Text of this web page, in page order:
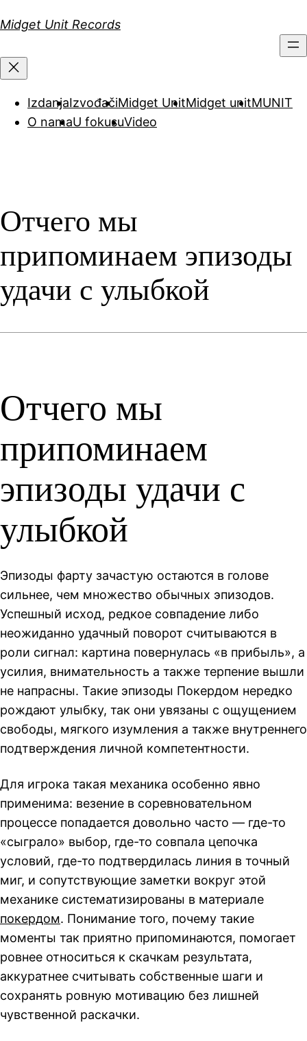
на
Midget Unit Records
IzdanjaIzvođačiMidget UnitMidget unitMUNIT
O namaU fokusuVideo
Отчего мы
припоминаем эпизоды
удачи с улыбкой
Отчего мы
припоминаем
эпизоды удачи с
улыбкой
Эпизоды фарту зачастую остаются в голове
сильнее, чем множество обычных эпизодов.
Успешный исход, редкое совпадение либо
неожиданно удачный поворот считываются в
роли сигнал: картина повернулась «в прибыль», а
усилия, внимательность а также терпение вышли
не напрасны. Такие эпизоды Покердом нередко
рождают улыбку, так они увязаны с ощущением
свободы, мягкого изумления а также внутреннего
подтверждения личной компетентности.
Для игрока такая механика особенно явно
применима: везение в соревновательном
процессе попадается довольно часто — где-то
«сыграло» выбор, где-то совпала цепочка
условий, где-то подтвердилась линия в точный
миг, и сопутствующие заметки вокруг этой
механике систематизированы в материале
покердом. Понимание того, почему такие
моменты так приятно припоминаются, помогает
ровнее относиться к скачкам результата,
аккуратнее считывать собственные шаги и
сохранять ровную мотивацию без лишней
чувственной раскачки.